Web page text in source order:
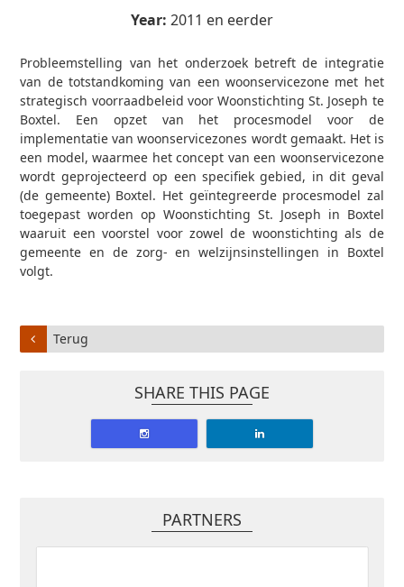
Year: 2011 en eerder
Probleemstelling van het onderzoek betreft de integratie
van de totstandkoming van een woonservicezone met het
strategisch voorraadbeleid voor Woonstichting St. Joseph te
Boxtel. Een opzet van het procesmodel voor de
implementatie van woonservicezones wordt gemaakt. Het is
een model, waarmee het concept van een woonservicezone
wordt geprojecteerd op een specifiek gebied, in dit geval
(de gemeente) Boxtel. Het geïntegreerde procesmodel zal
toegepast worden op Woonstichting St. Joseph in Boxtel
waaruit een voorstel voor zowel de woonstichting als de
gemeente en de zorg- en welzijnsinstellingen in Boxtel
volgt.
Terug
SHARE THIS PAGE
PARTNERS